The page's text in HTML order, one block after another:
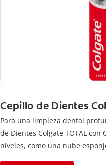
Cepillo de Dientes
Para una limpieza dental
de Dientes Colgate TOTAL
niveles, como una nube